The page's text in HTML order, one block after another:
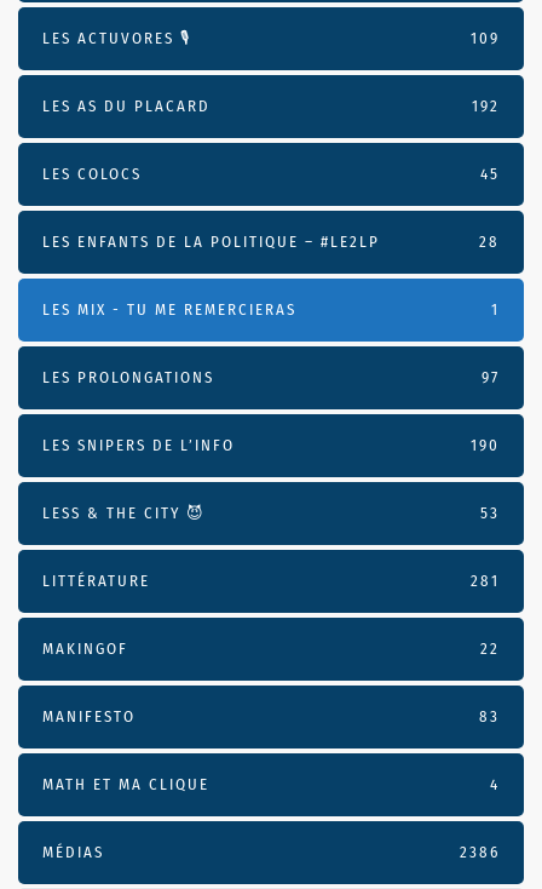
LES ACTUVORES 🎙 109
LES AS DU PLACARD 192
LES COLOCS 45
LES ENFANTS DE LA POLITIQUE – #LE2LP 28
LES MIX - TU ME REMERCIERAS 1
LES PROLONGATIONS 97
LES SNIPERS DE L’INFO 190
LESS & THE CITY 😈 53
LITTÉRATURE 281
MAKINGOF 22
MANIFESTO 83
MATH ET MA CLIQUE 4
MÉDIAS 2386